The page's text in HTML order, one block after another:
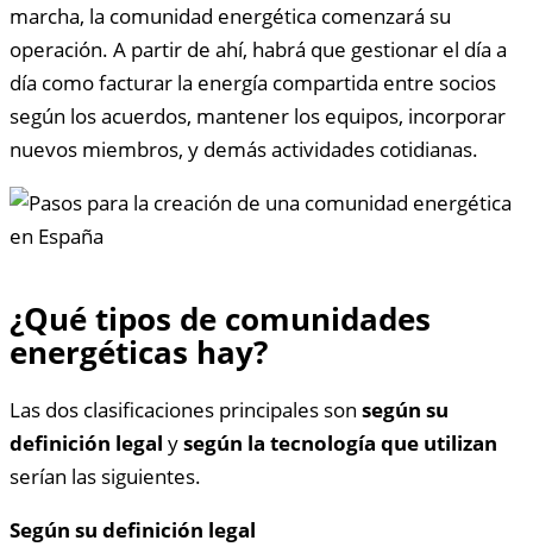
marcha, la comunidad energética comenzará su
operación. A partir de ahí, habrá que gestionar el día a
día como facturar la energía compartida entre socios
según los acuerdos, mantener los equipos, incorporar
nuevos miembros, y demás actividades cotidianas.
¿Qué tipos de comunidades
energéticas hay?
Las dos clasificaciones principales son según su
definición legal ysegún la tecnología que utilizan
serían las siguientes.
Según su definición legal